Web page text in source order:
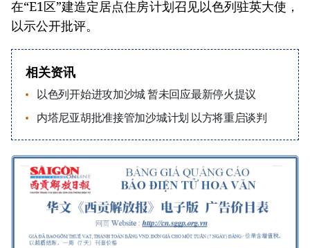
在“E1区”建造定居点住房计划召见以色列驻英大使，
以示公开批评。
相关资讯
以色列开始进攻加沙城 暂未回应最新停火提议
内塔尼亚胡批准接管加沙城计划 以方将重启谈判